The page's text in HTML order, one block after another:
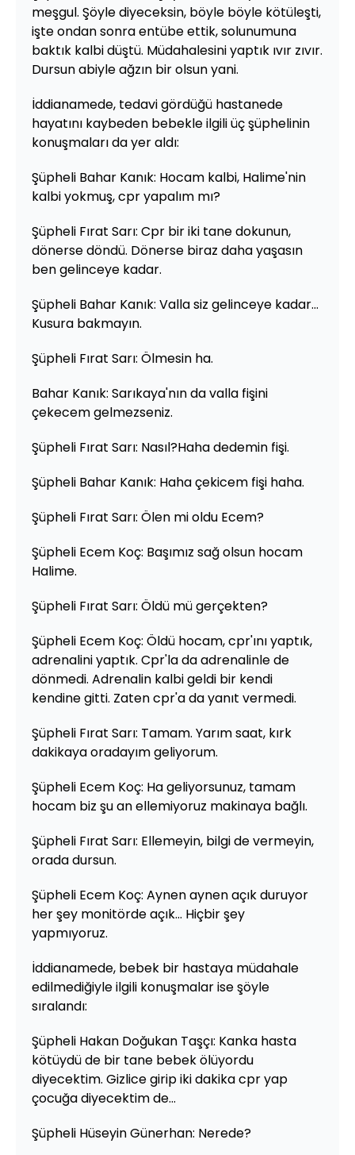
meşgul. Şöyle diyeceksin, böyle böyle kötüleşti,
işte ondan sonra entübe ettik, solunumuna
baktık kalbi düştü. Müdahalesini yaptık ıvır zıvır.
Dursun abiyle ağzın bir olsun yani.
İddianamede, tedavi gördüğü hastanede
hayatını kaybeden bebekle ilgili üç şüphelinin
konuşmaları da yer aldı:
Şüpheli Bahar Kanık: Hocam kalbi, Halime'nin
kalbi yokmuş, cpr yapalım mı?
Şüpheli Fırat Sarı: Cpr bir iki tane dokunun,
dönerse döndü. Dönerse biraz daha yaşasın
ben gelinceye kadar.
Şüpheli Bahar Kanık: Valla siz gelinceye kadar...
Kusura bakmayın.
Şüpheli Fırat Sarı: Ölmesin ha.
Bahar Kanık: Sarıkaya'nın da valla fişini
çekecem gelmezseniz.
Şüpheli Fırat Sarı: Nasıl?Haha dedemin fişi.
Şüpheli Bahar Kanık: Haha çekicem fişi haha.
Şüpheli Fırat Sarı: Ölen mi oldu Ecem?
Şüpheli Ecem Koç: Başımız sağ olsun hocam
Halime.
Şüpheli Fırat Sarı: Öldü mü gerçekten?
Şüpheli Ecem Koç: Öldü hocam, cpr'ını yaptık,
adrenalini yaptık. Cpr'la da adrenalinle de
dönmedi. Adrenalin kalbi geldi bir kendi
kendine gitti. Zaten cpr'a da yanıt vermedi.
Şüpheli Fırat Sarı: Tamam. Yarım saat, kırk
dakikaya oradayım geliyorum.
Şüpheli Ecem Koç: Ha geliyorsunuz, tamam
hocam biz şu an ellemiyoruz makinaya bağlı.
Şüpheli Fırat Sarı: Ellemeyin, bilgi de vermeyin,
orada dursun.
Şüpheli Ecem Koç: Aynen aynen açık duruyor
her şey monitörde açık... Hiçbir şey
yapmıyoruz.
İddianamede, bebek bir hastaya müdahale
edilmediğiyle ilgili konuşmalar ise şöyle
sıralandı:
Şüpheli Hakan Doğukan Taşçı: Kanka hasta
kötüydü de bir tane bebek ölüyordu
diyecektim. Gizlice girip iki dakika cpr yap
çocuğa diyecektim de...
Şüpheli Hüseyin Günerhan: Nerede?